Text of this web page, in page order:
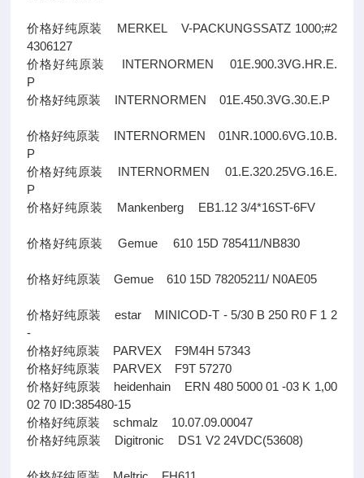
价格好纯原装 MERKEL V-PACKUNGSSATZ 1000;#2
4306127
价格好纯原装 INTERNORMEN 01E.900.3VG.HR.E.
P
价格好纯原装 INTERNORMEN 01E.450.3VG.30.E.P
价格好纯原装 INTERNORMEN 01NR.1000.6VG.10.B.
P
价格好纯原装 INTERNORMEN 01.E.320.25VG.16.E.
P
价格好纯原装 Mankenberg EB1.12 3/4*16ST-6FV
价格好纯原装 Gemue 610 15D 785411/NB830
价格好纯原装 Gemue 610 15D 78205211/ N0AE05
价格好纯原装 estar MINICOD-T - 5/30 B 250 R0 F 1 2
-
价格好纯原装 PARVEX F9M4H 57343
价格好纯原装 PARVEX F9T 57270
价格好纯原装 heidenhain ERN 480 5000 01 -03 K 1,00
02 70 ID:385480-15
价格好纯原装 schmalz 10.07.09.00047
价格好纯原装 Digitronic DS1 V2 24VDC(53608)